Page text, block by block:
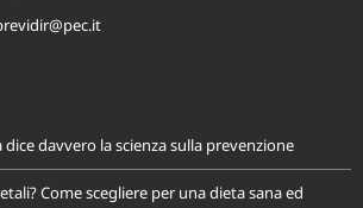
dice davvero la scienza sulla prevenzione
Come scegliere per una dieta sana ed